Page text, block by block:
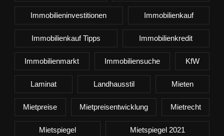
Immobilieninvestitionen Immobilienkauf
Immobilienkauf Tipps Immobilienkredit
Immobilienmarkt Immobiliensuche KfW
Laminat Landhausstil Mieten
Mietpreise Mietpreisentwicklung Mietrecht
Mietspiegel Mietspiegel 2021